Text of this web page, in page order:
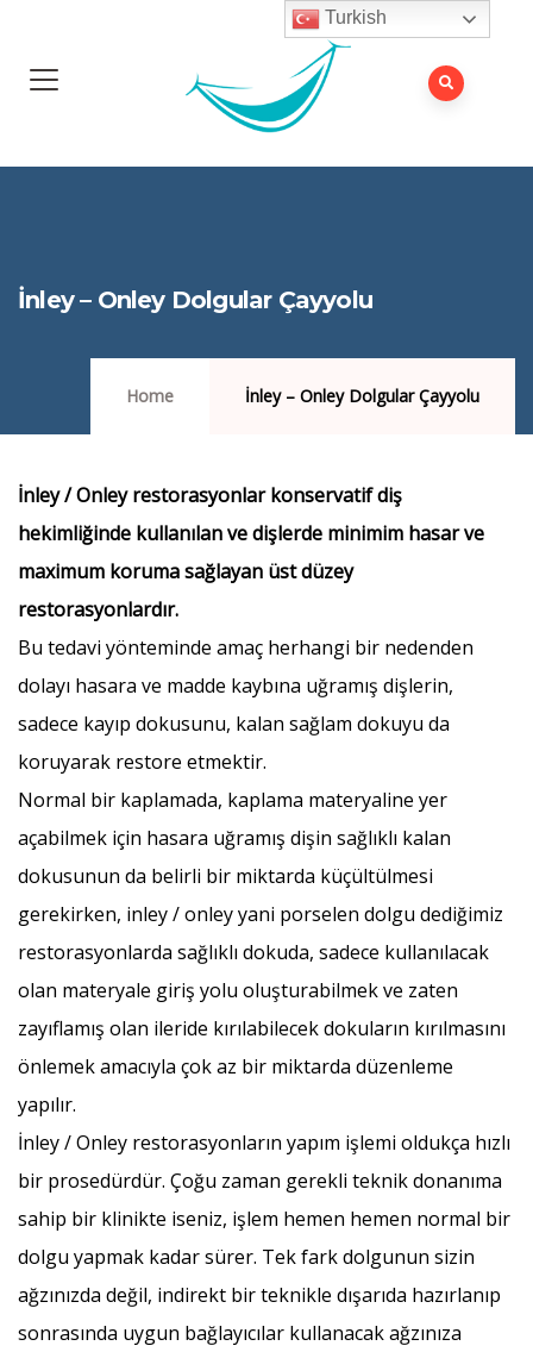
İnley – Onley Dolgular Çayyolu
Home İnley – Onley Dolgular Çayyolu
İnley / Onley restorasyonlar konservatif diş
hekimliğinde kullanılan ve dişlerde minimim hasar ve
maximum koruma sağlayan üst düzey
restorasyonlardır.
Bu tedavi yönteminde amaç herhangi bir nedenden
dolayı hasara ve madde kaybına uğramış dişlerin,
sadece kayıp dokusunu, kalan sağlam dokuyu da
koruyarak restore etmektir.
Normal bir kaplamada, kaplama materyaline yer
açabilmek için hasara uğramış dişin sağlıklı kalan
dokusunun da belirli bir miktarda küçültülmesi
gerekirken, inley / onley yani porselen dolgu dediğimiz
restorasyonlarda sağlıklı dokuda, sadece kullanılacak
olan materyale giriş yolu oluşturabilmek ve zaten
zayıflamış olan ileride kırılabilecek dokuların kırılmasını
önlemek amacıyla çok az bir miktarda düzenleme
yapılır.
İnley / Onley restorasyonların yapım işlemi oldukça hızlı
bir prosedürdür. Çoğu zaman gerekli teknik donanıma
sahip bir klinikte iseniz, işlem hemen hemen normal bir
dolgu yapmak kadar sürer. Tek fark dolgunun sizin
ağzınızda değil, indirekt bir teknikle dışarıda hazırlanıp
sonrasında uygun bağlayıcılar kullanacak ağzınıza
Turkish